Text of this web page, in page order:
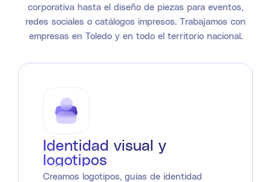
corporativa hasta el diseño de piezas para eventos,
redes sociales o catálogos impresos. Trabajamos con
empresas en Toledo y en todo el territorio nacional.
Identidad visual y
logotipos
Creamos logotipos, guías de identidad